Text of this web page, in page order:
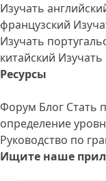
Изучать
французский
Изучать
китайский Изучать
Ресурсы
Форум Блог Стать
определение
Руководство по
Ищите наше